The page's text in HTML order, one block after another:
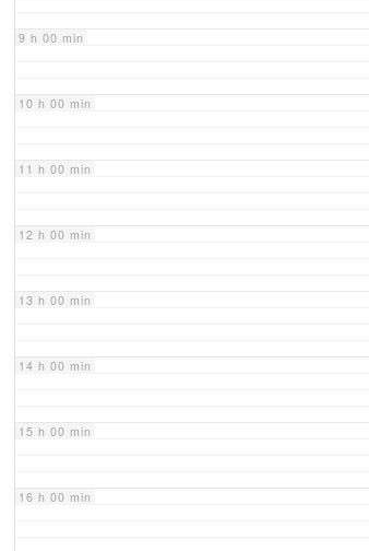
9 h 00 min
10 h 00 min
11 h 00 min
12 h 00 min
13 h 00 min
14 h 00 min
15 h 00 min
16 h 00 min